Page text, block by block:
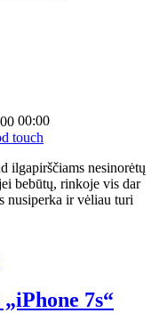
00:00
touch
ilgapirščiams nesinorėtų
bebūtų, rinkoje vis dar
nusiperka ir vėliau turi
7s“